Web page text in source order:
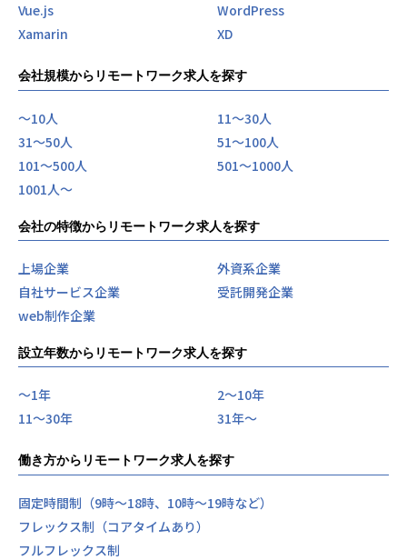
Vue.js
WordPress
Xamarin
XD
会社規模からリモートワーク求人を探す
〜10人
11〜30人
31〜50人
51〜100人
101〜500人
501〜1000人
1001人〜
会社の特徴からリモートワーク求人を探す
上場企業
外資系企業
自社サービス企業
受託開発企業
web制作企業
設立年数からリモートワーク求人を探す
〜1年
2〜10年
11〜30年
31年〜
働き方からリモートワーク求人を探す
固定時間制（9時～18時、10時～19時など）
フレックス制（コアタイムあり）
フルフレックス制